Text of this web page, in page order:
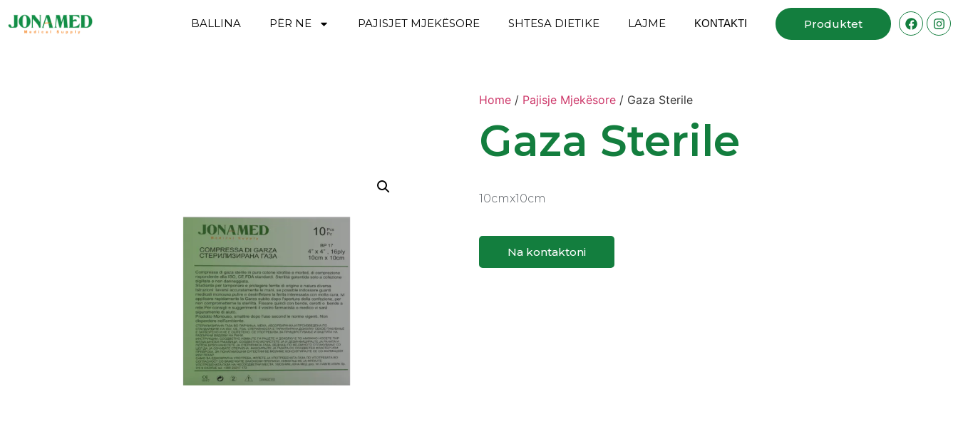
BALLINA PËR NE PAJISJET MJEKËSORE SHTESA DIETIKE LAJME ΚΟΝΤΑΚΤΙ Produktet
Home / Pajisje Mjekësore / ‎Gaza Sterile
‎Gaza Sterile
‎10cmx10cm
Na kontaktoni